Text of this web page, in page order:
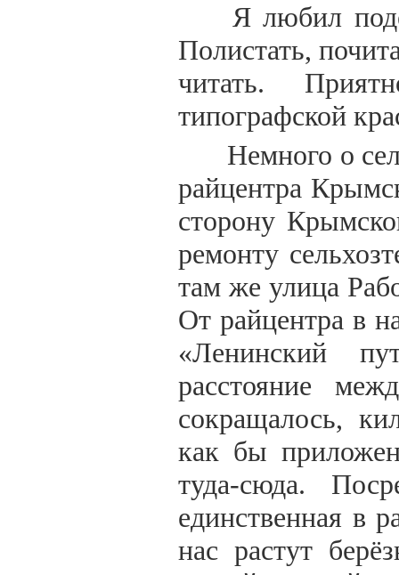
Я любил
Полистать,
читать.
типографской
Немного о
райцентра
сторону
ремонту
там же улица
От райцентра в
«Ленинский
расстояние
сокращалось,
как бы
туда-сюда.
единственная в
нас растут